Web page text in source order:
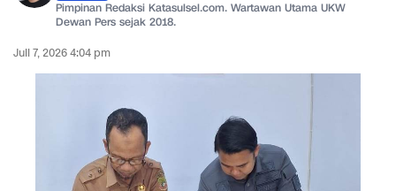
Pimpinan Redaksi Katasulsel.com. Wartawan Utama UKW
Dewan Pers sejak 2018.
Juli 7, 2026 4:04 pm